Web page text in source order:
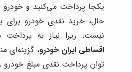
یکجا پرداخت می‌کنید و خودرو
حال، خرید نقدی خودرو برای
نیست، زیرا نیاز به پرداخت
اقساطی ایران خودرو، گزینه‌ای
توان پرداخت نقدی مبلغ خودرو